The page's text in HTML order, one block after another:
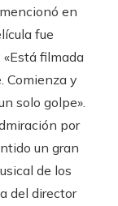
en
fue
filmada
Comienza y
solo golpe».
por
un gran
de los
del director